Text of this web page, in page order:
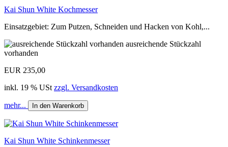
Kai Shun White Kochmesser
Einsatzgebiet: Zum Putzen, Schneiden und Hacken von Kohl,...
ausreichende Stückzahl
vorhanden
EUR 235,00
inkl. 19 % USt zzgl. Versandkosten
mehr... In den Warenkorb
Kai Shun White Schinkenmesser